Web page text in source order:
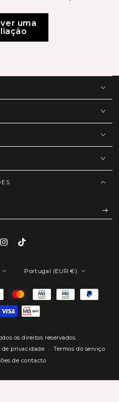
uma
Instagram
TikTok
os direitos reservados.
de privacidade
Termos do serviço
de contacto
Portugal (EUR €)